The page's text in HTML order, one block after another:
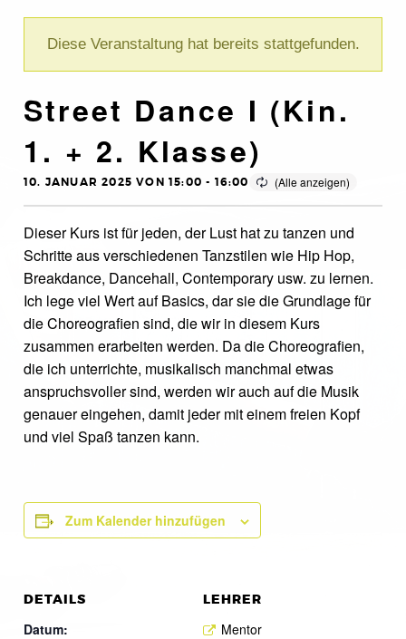
Diese Veranstaltung hat bereits stattgefunden.
Street Dance I (Kin.
1. + 2. Klasse)
10. JANUAR 2025 VON 15:00 - 16:00
Dieser Kurs ist für jeden, der Lust hat zu tanzen und
Schritte aus verschiedenen Tanzstilen wie Hip Hop,
Breakdance, Dancehall, Contemporary usw. zu lernen.
Ich lege viel Wert auf Basics, dar sie die Grundlage für
die Choreografien sind, die wir in diesem Kurs
zusammen erarbeiten werden. Da die Choreografien,
die ich unterrichte, musikalisch manchmal etwas
anspruchsvoller sind, werden wir auch auf die Musik
genauer eingehen, damit jeder mit einem freien Kopf
und viel Spaß tanzen kann.
Zum Kalender hinzufügen
DETAILS
Datum:
LEHRER
Mentor